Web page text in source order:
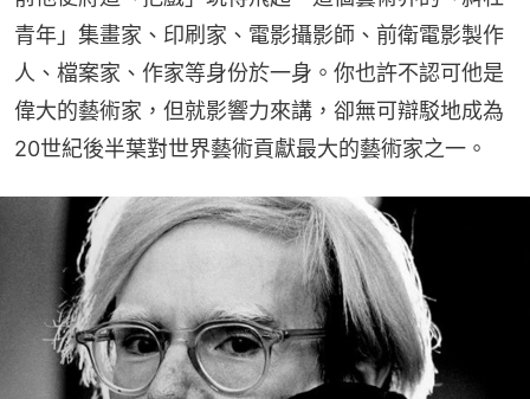
青年」集畫家、印刷家、電影攝影師、前衛電影製作
人、檔案家、作家等身份於一身。你也許不認可他是
偉大的藝術家，但就影響力來講，卻無可辯駁地成為
20世紀後半葉對世界藝術貢獻最大的藝術家之一。